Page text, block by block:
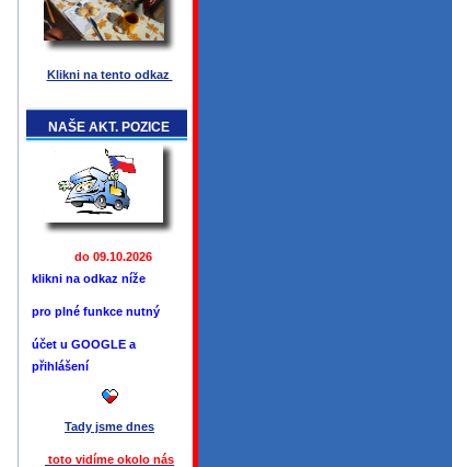
Klikni na tento odkaz
NAŠE AKT. POZICE
do 09.10.2026
klikni na odkaz níže
pro plné funkce nutný
účet u GOOGLE a
přihlášení
Tady jsme dnes
toto vidíme okolo nás